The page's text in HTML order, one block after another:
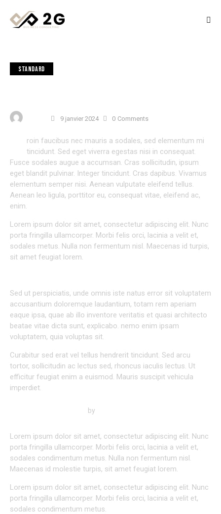
STANDARD
9 janvier 2024 0 Comments
roin faucibus nec mauris a sodales, sed elementum mi
tincidunt. Sed eget viverra egestas nisi in consequat.
Fusce sodales augue a accumsan. Cras sollicitudin, ipsum
eget blandit pulvinar. Integer tincidunt. Cras dapibus. Vivamus
elementum semper nisi. Aenean vulputate eleifend tellus.
Aenean leo ligula, porttitor eu, consequat vitae, eleifend ac,
enim.
Lorem ipsum dolor sit amet, consectetur adipiscing elit. Nunc
porta fringilla ullamcorper. Morbi felis orci, lacinia a velit et,
sodales metus. Nulla non fermentum nisl. Maecenas id turpis,
sit amet feugiat lorem.
Sed ut perspiciatis, unde omnis iste natus error sit voluptatem
accusantium doloremque laudantium, totam rem aperiam
eaque ipsa, quae ab illo inventore veritatis et quasi architecto
beatae vitae dicta sunt, explicabo. nemo enim ipsam
voluptatem, quia voluptas sit.
Curabitur sed erat vel tellus hendrerit tincidunt. Sed arcu
tortor, sollicitudin ac lectus sed, rhoncus iaculis lectus. Ut
efficitur feugiat enim a euismod. Mauris suscipit vehicula
imperdiet.
by
Lorem ipsum dolor sit amet, consectetur adipiscing elit. Nunc
porta fringilla ullamcorper. Morbi felis orci, lacinia a velit et,
sodales condimentum metus. Nulla non fermentum nisl.
Maecenas id molestie turpis, sit amet feugiat lorem.
Lorem ipsum dolor sit amet, consectetur adipiscing elit. Nunc
porta fringilla ullamcorper. Morbi felis orci, lacinia a velit et,
sodales condimentum metus.